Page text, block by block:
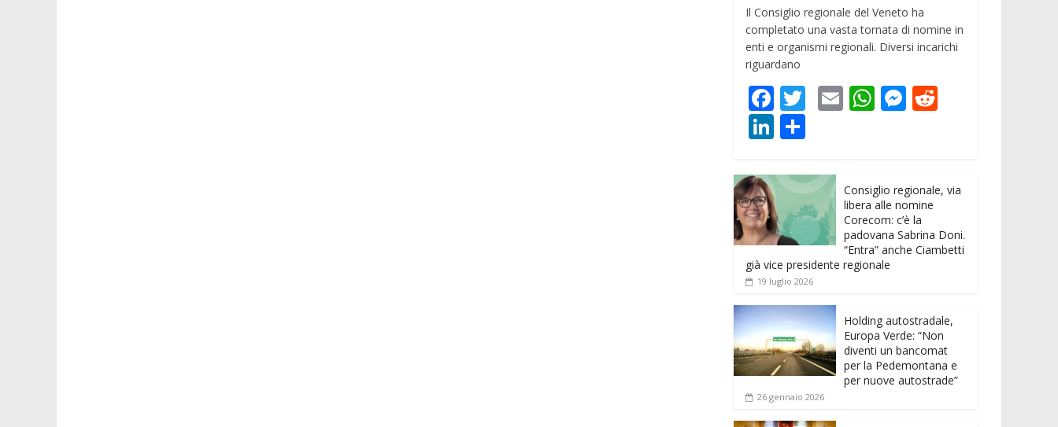
Il Consiglio regionale del Veneto ha
completato una vasta tornata di nomine in
enti e organismi regionali. Diversi incarichi
riguardano
F
ac
e
b
o
o
k
T
er
E W
A
p
p
M
n
g
er
t
Li
k
e
dI
n
n
di
vi
di
Consiglio regionale, via
libera alle nomine
Corecom: c’è la
padovana Sabrina Doni.
“Entra” anche Ciambetti
già vice presidente regionale
19 luglio 2026
Holding autostradale,
Europa Verde: “Non
diventi un bancomat
per la Pedemontana e
per nuove autostrade”
26 gennaio 2026